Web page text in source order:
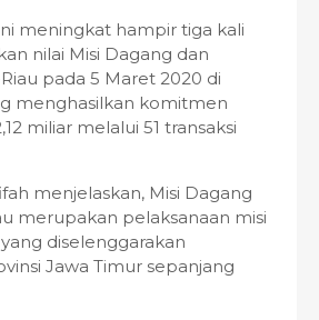
meningkat hampir tiga kali
nilai Misi Dagang dan
pada 5 Maret 2020 di
menghasilkan komitmen
miliar melalui 51 transaksi
menjelaskan, Misi Dagang
merupakan pelaksanaan misi
diselenggarakan
Jawa Timur sepanjang